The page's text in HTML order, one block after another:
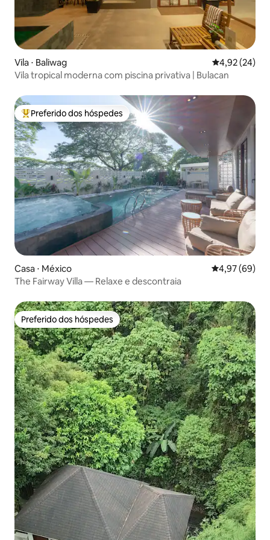
Vila ⋅ Baliwag 4,92 de uma
4,92 (24)
Vila tropical moderna com piscina privativa | Bulacan
Entre os melhores preferidos dos hóspedes
Preferido dos hóspedes
Casa ⋅ México 4,97 de uma
4,97 (69)
The Fairway Villa — Relaxe e descontraia
Preferido dos hóspedes
Preferido dos hóspedes